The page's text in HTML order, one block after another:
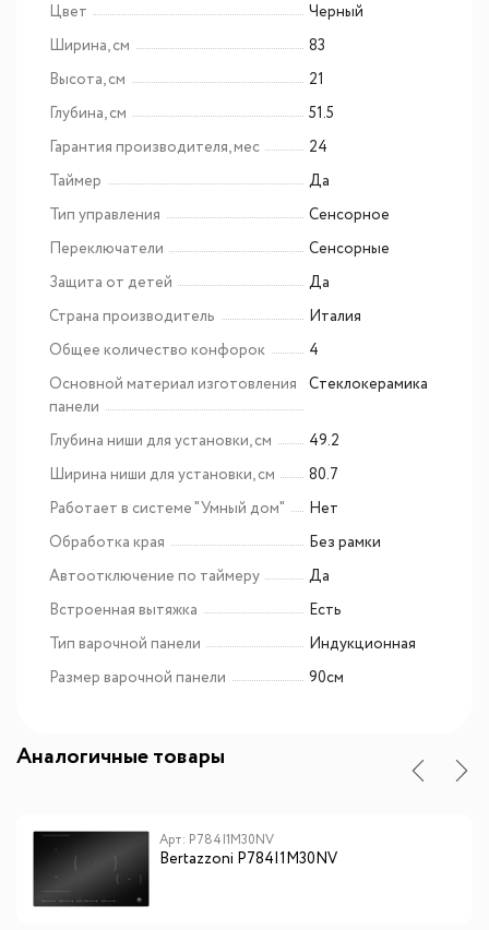
Цвет
Черный
Ширина, см
83
Высота, см
21
Глубина, см
51.5
Гарантия производителя, мес
24
Таймер
Да
Тип управления
Сенсорное
Переключатели
Сенсорные
Защита от детей
Да
Страна производитель
Италия
Общее количество конфорок
4
Основной материал изготовления
панели
Cтеклокерамика
Глубина ниши для установки, см
49.2
Ширина ниши для установки, см
80.7
Работает в системе "Умный дом"
Нет
Обработка края
Без рамки
Автоотключение по таймеру
Да
Встроенная вытяжка
Есть
Тип варочной панели
Индукционная
Размер варочной панели
90см
Аналогичные товары
Арт: P784I1M30NV
Bertazzoni P784I1M30NV